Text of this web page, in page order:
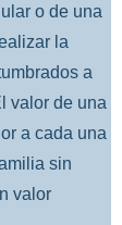
o de una
la
a
valor de una
a cada una
sin
valor